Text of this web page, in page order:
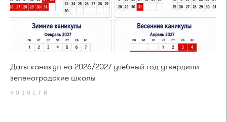
Даты каникул на 2026/2027 учебный год утвердили
зеленоградские школы
НОВОСТИ